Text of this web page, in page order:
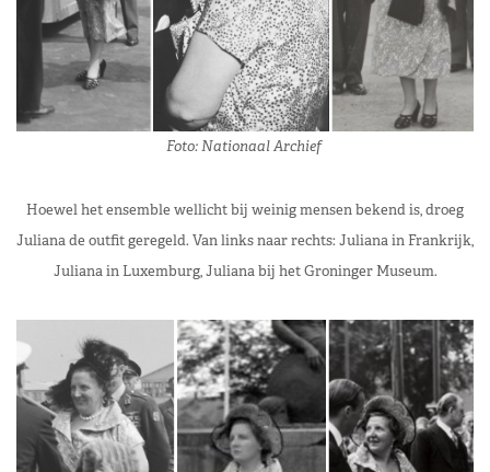
Foto: Nationaal Archief
Hoewel het ensemble wellicht bij weinig mensen bekend is, droeg
Juliana de outfit geregeld. Van links naar rechts: Juliana in Frankrijk,
Juliana in Luxemburg, Juliana bij het Groninger Museum.